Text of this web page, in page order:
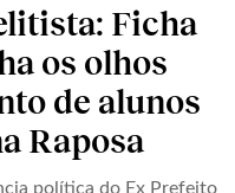
Ficha
os olhos
de alunos
Raposa
política do Ex Prefeito